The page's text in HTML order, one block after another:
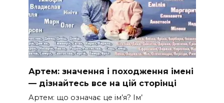
Артем: значення і походження імені
— дізнайтесь все на цій сторінці
Артем: що означає це ім’я? Ім’